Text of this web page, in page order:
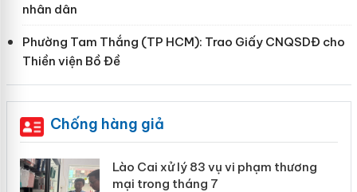
nhân dân
Phường Tam Thắng (TP HCM): Trao Giấy CNQSDĐ cho
Thiền viện Bồ Đề
Chống hàng giả
Lào Cai xử lý 83 vụ vi phạm thương
mại trong tháng 7